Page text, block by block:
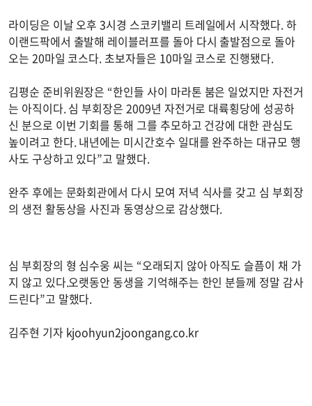
라이딩은 이날 오후 3시경 스코키밸리 트레일에서 시작했다. 하
이랜드팍에서 출발해 레이블러프를 돌아 다시 출발점으로 돌아
오는 20마일 코스다. 초보자들은 10마일 코스로 진행됐다.
김평순 준비위원장은 “한인들 사이 마라톤 붐은 일었지만 자전거
는 아직이다. 심 부회장은 2009년 자전거로 대륙횡당에 성공하
신 분으로 이번 기회를 통해 그를 추모하고 건강에 대한 관심도
높이려고 한다. 내년에는 미시간호수 일대를 완주하는 대규모 행
사도 구상하고 있다”고 말했다.
완주 후에는 문화회관에서 다시 모여 저녁 식사를 갖고 심 부회장
의 생전 활동상을 사진과 동영상으로 감상했다.
심 부회장의 형 심수웅 씨는 “오래되지 않아 아직도 슬픔이 채 가
지 않고 있다.오랫동안 동생을 기억해주는 한인 분들께 정말 감사
드린다”고 말했다.
김주현 기자 kjoohyun2joongang.co.kr